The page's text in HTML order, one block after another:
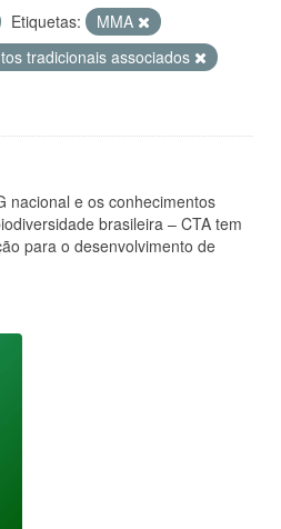
Etiquetas:
MMA
tradicionais associados
nacional e os conhecimentos
brasileira – CTA tem
para o desenvolvimento de